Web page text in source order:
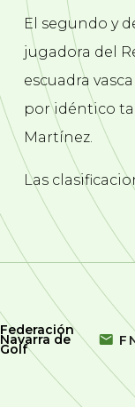
El segundo y
jugadora del
escuadra
por idéntico
Martínez.
Las
Federación
Navarra de
Golf